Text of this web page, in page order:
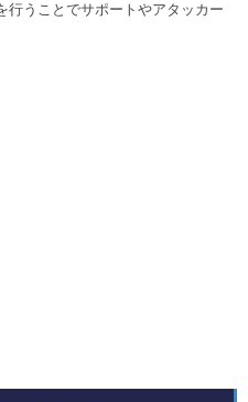
行うことでサポートやアタッカー